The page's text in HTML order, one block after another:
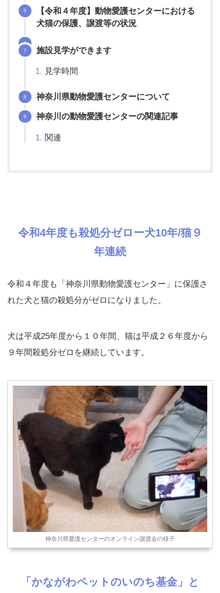
【令和４年度】動物愛護センターにおける
犬猫の保護、譲渡等の状況
施設見学ができます
見学時間
神奈川県動物愛護センターについて
神奈川の動物愛護センターの関連記事
関連
令和4年度も殺処分ゼロー犬10年/猫９
年連続
令和４年度も「神奈川県動物愛護センター」に保護さ
れた犬と猫の殺処分がゼロになりました。
犬は平成25年度から１０年間、猫は平成２６年度から
９年間殺処分ゼロを継続しています。
神奈川県愛護センターのオンライン譲渡会の様子
「かながわペットのいのち基金」と